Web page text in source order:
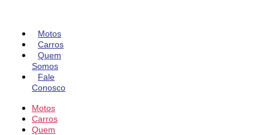
conteúdo
Motos
Carros
Quem
Somos
Fale
Conosco
Motos
Carros
Quem